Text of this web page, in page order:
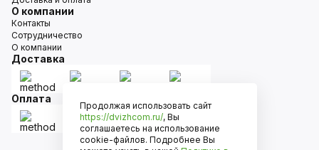
О компании
Контакты
Сотрудничество
О компании
Доставка
Оплата
Продолжая использовать сайт
https://dvizhcom.ru/, Вы
соглашаетесь на использование
cookie-файлов. Подробнее Вы